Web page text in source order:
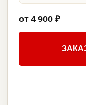
от 4 900 ₽